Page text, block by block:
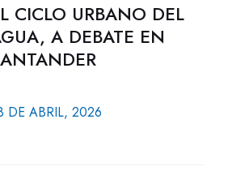
CICLO URBANO DEL
A DEBATE EN
DE ABRIL, 2026